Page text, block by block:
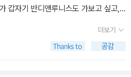
갑자기 반디앤루니스도 가보고 싶고,
저 교보문고에 들렀다. 한시간여를 필
다가(...간만에 온 서점이라...;;;) 역시나
먼저 발견하고, 영풍으로 갔다. 웬걸?
더보기